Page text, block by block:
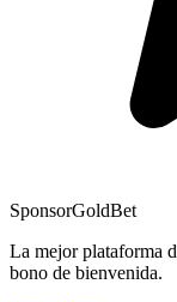
SponsorGoldBet
La mejor plataforma
bono de bienvenida.